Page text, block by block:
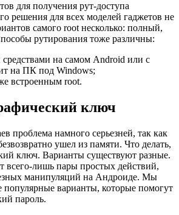
для получения рут-доступа
решения для всех моделей гаджетов не
самого root несколько: полный,
рутирования тоже различны:
на самом Android или с
на ПК под Windows;
встроенным root.
ключ
проблема намного серьезней, так как
ушел из памяти. Что делать,
ключ. Варианты существуют разные.
всего-лишь пары простых действий,
манипуляций на Андроиде. Мы
популярные варианты, которые помогут
пароль.